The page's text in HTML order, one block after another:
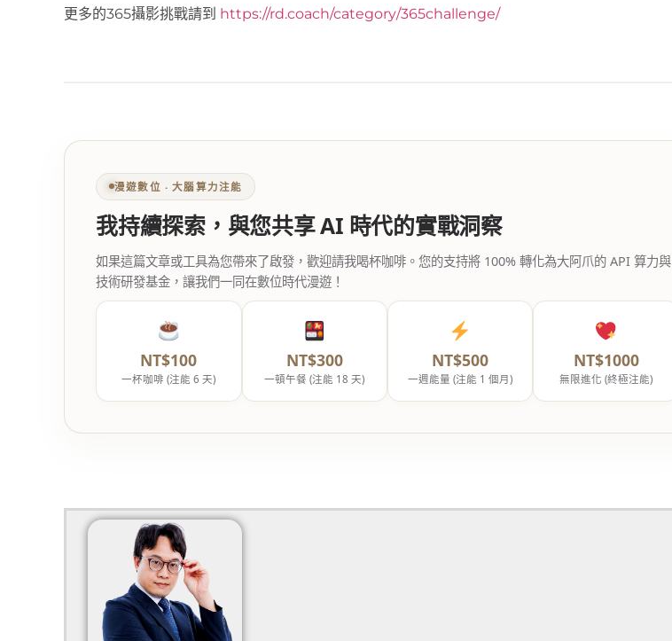
更多的365攝影挑戰請到 https://rd.coach/category/365challenge/
漫遊數位 ‧ 大腦算力注能
我持續探索，與您共享 AI 時代的實戰洞察
如果這篇文章或工具為您帶來了啟發，歡迎請我喝杯咖啡。您的支持將 100% 轉化為大阿爪的 API 算力與
技術研發基金，讓我們一同在數位時代漫遊！
NT$100
一杯咖啡 (注能 6 天)
NT$300
一頓午餐 (注能 18 天)
NT$500
一週能量 (注能 1 個月)
NT$1000
無限進化 (終極注能)